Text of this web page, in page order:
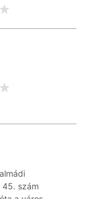
45. szám